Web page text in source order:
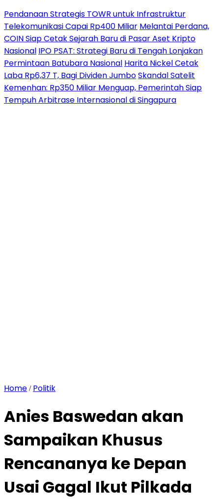
Pendanaan Strategis TOWR untuk Infrastruktur
Telekomunikasi Capai Rp400 Miliar Melantai Perdana,
COIN Siap Cetak Sejarah Baru di Pasar Aset Kripto
Nasional IPO PSAT: Strategi Baru di Tengah Lonjakan
Permintaan Batubara Nasional Harita Nickel Cetak
Laba Rp6,37 T, Bagi Dividen JumboSkandal Satelit
Kemenhan: Rp350 Miliar Menguap, Pemerintah Siap
Tempuh Arbitrase Internasional di Singapura
Home / Politik
Anies Baswedan akan
Sampaikan Khusus
Rencananya ke Depan
Usai Gagal Ikut Pilkada